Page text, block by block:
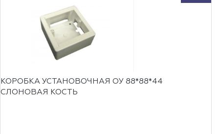
КОРОБКА УСТАНОВОЧНАЯ ОУ 88*88*44
СЛОНОВАЯ КОСТЬ